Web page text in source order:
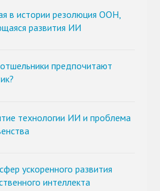
в истории резолюция ООН,
развития ИИ
предпочитают
технологии ИИ и проблема
ускоренного развития
интеллекта